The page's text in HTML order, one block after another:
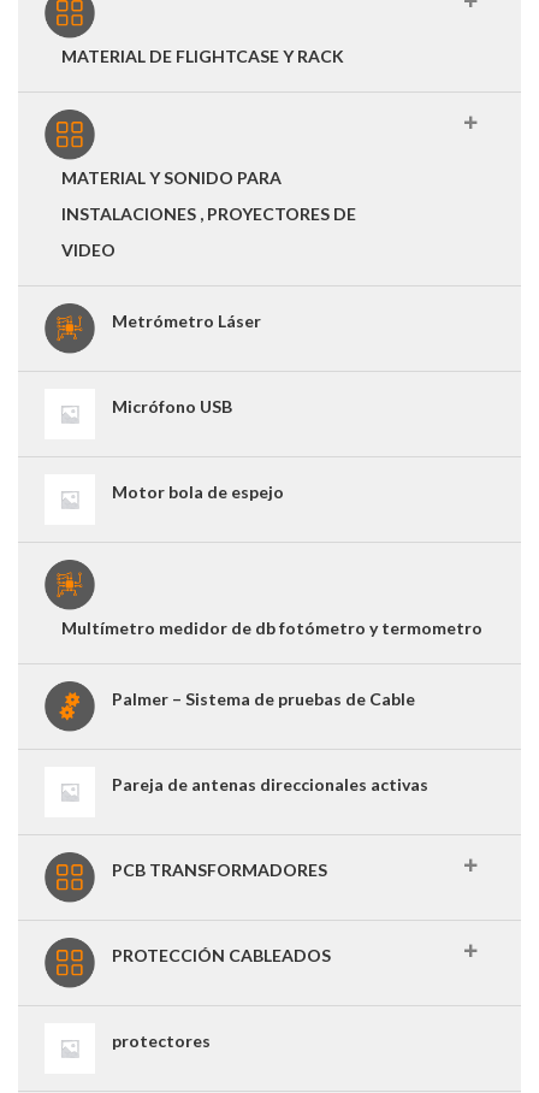
MATERIAL DE FLIGHTCASE Y RACK
MATERIAL Y SONIDO PARA
INSTALACIONES , PROYECTORES DE
VIDEO
Metrómetro Láser
Micrófono USB
Motor bola de espejo
Multímetro medidor de db fotómetro y termometro
Palmer – Sistema de pruebas de Cable
Pareja de antenas direccionales activas
PCB TRANSFORMADORES
PROTECCIÓN CABLEADOS
protectores